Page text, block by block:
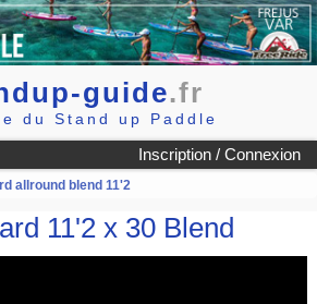
guide.fr
du Stand up Paddle
Inscription / Connexion
allround blend 11'2
11'2 x 30 Blend